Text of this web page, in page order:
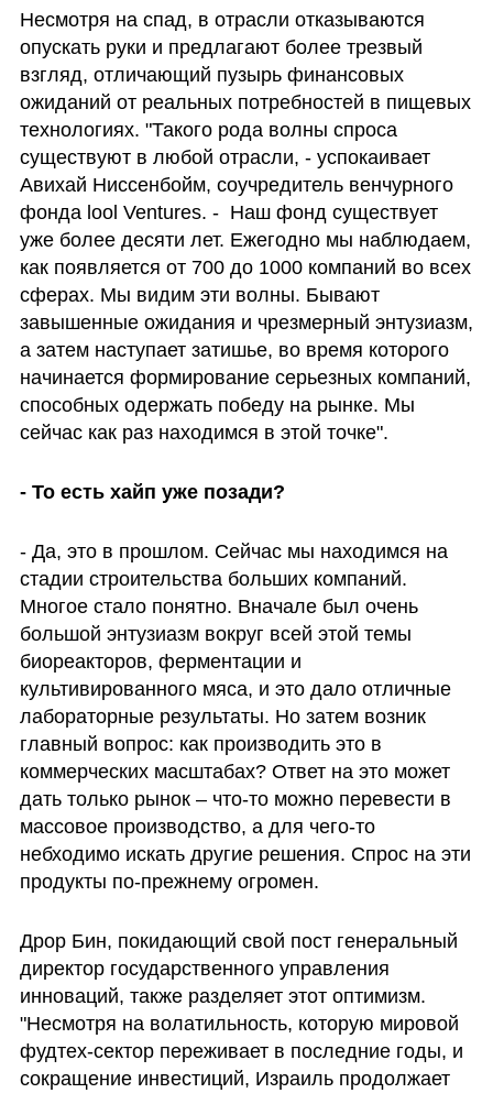
Несмотря на спад, в отрасли отказываются
опускать руки и предлагают более трезвый
взгляд, отличающий пузырь финансовых
ожиданий от реальных потребностей в пищевых
технологиях. "Такого рода волны спроса
существуют в любой отрасли, - успокаивает
Авихай Ниссенбойм, соучредитель венчурного
фонда lool Ventures. -  Наш фонд существует
уже более десяти лет. Ежегодно мы наблюдаем,
как появляется от 700 до 1000 компаний во всех
сферах. Мы видим эти волны. Бывают
завышенные ожидания и чрезмерный энтузиазм,
а затем наступает затишье, во время которого
начинается формирование серьезных компаний,
способных одержать победу на рынке. Мы
сейчас как раз находимся в этой точке".
- То есть хайп уже позади?
- Да, это в прошлом. Сейчас мы находимся на
стадии строительства больших компаний.
Многое стало понятно. Вначале был очень
большой энтузиазм вокруг всей этой темы
биореакторов, ферментации и
культивированного мяса, и это дало отличные
лабораторные результаты. Но затем возник
главный вопрос: как производить это в
коммерческих масштабах? Ответ на это может
дать только рынок – что-то можно перевести в
массовое производство, а для чего-то
небходимо искать другие решения. Спрос на эти
продукты по-прежнему огромен.
Дрор Бин, покидающий свой пост генеральный
директор государственного управления
инноваций, также разделяет этот оптимизм.
"Несмотря на волатильность, которую мировой
фудтех-сектор переживает в последние годы, и
сокращение инвестиций, Израиль продолжает